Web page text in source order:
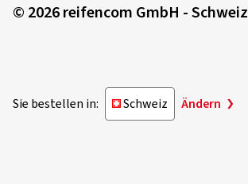
B
C
© 2026 reifencom GmbH - Schweiz
Sie bestellen in: Schweiz Ändern